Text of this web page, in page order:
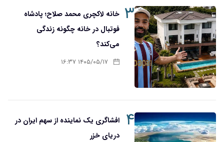
۳ خانه لاکچری محمد صلاح؛ پادشاه
فوتبال در خانه چگونه زندگی
می‌کند؟
۱۴۰۵/۰۵/۱۷ ۱۶:۳۷
۴
افشاگری یک نماینده از سهم ایران در
دریای خزر